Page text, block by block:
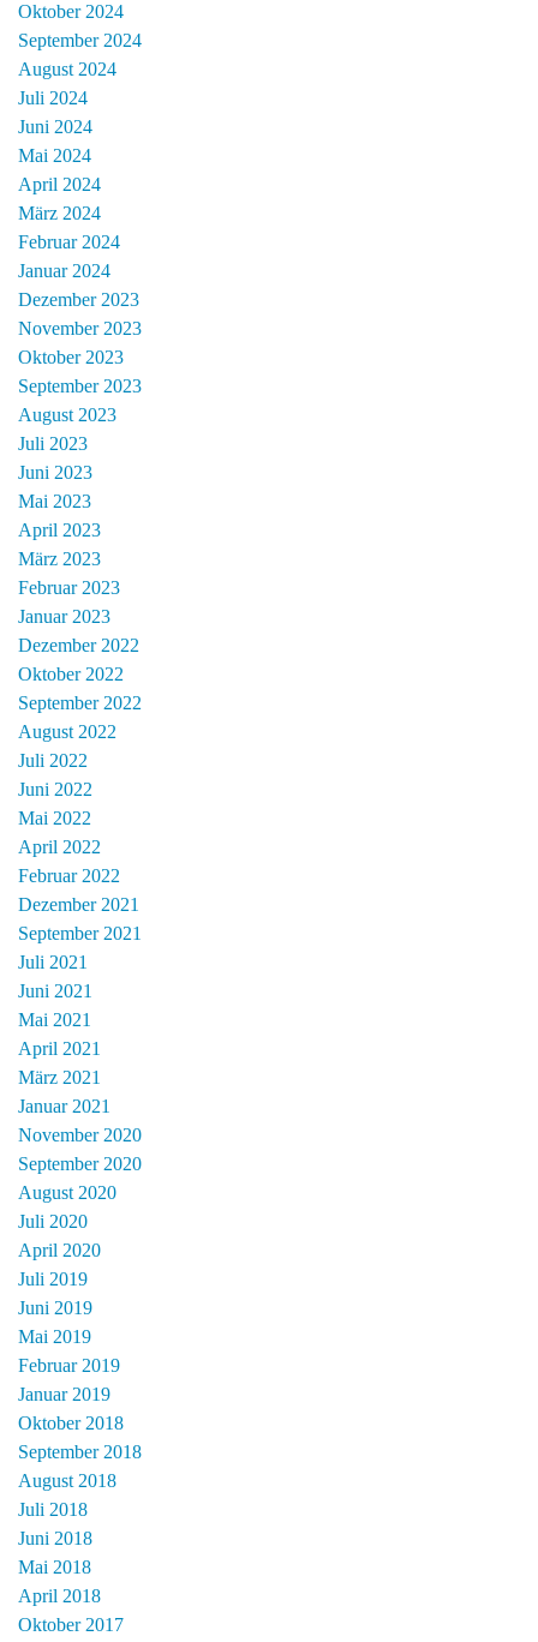
Oktober 2024
September 2024
August 2024
Juli 2024
Juni 2024
Mai 2024
April 2024
März 2024
Februar 2024
Januar 2024
Dezember 2023
November 2023
Oktober 2023
September 2023
August 2023
Juli 2023
Juni 2023
Mai 2023
April 2023
März 2023
Februar 2023
Januar 2023
Dezember 2022
Oktober 2022
September 2022
August 2022
Juli 2022
Juni 2022
Mai 2022
April 2022
Februar 2022
Dezember 2021
September 2021
Juli 2021
Juni 2021
Mai 2021
April 2021
März 2021
Januar 2021
November 2020
September 2020
August 2020
Juli 2020
April 2020
Juli 2019
Juni 2019
Mai 2019
Februar 2019
Januar 2019
Oktober 2018
September 2018
August 2018
Juli 2018
Juni 2018
Mai 2018
April 2018
Oktober 2017